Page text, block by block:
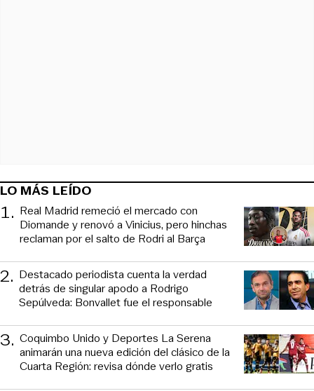
LO MÁS LEÍDO
1. Real Madrid remeció el mercado con
Diomande y renovó a Vinicius, pero hinchas
reclaman por el salto de Rodri al Barça
2. Destacado periodista cuenta la verdad
detrás de singular apodo a Rodrigo
Sepúlveda: Bonvallet fue el responsable
3. Coquimbo Unido y Deportes La Serena
animarán una nueva edición del clásico de la
Cuarta Región: revisa dónde verlo gratis